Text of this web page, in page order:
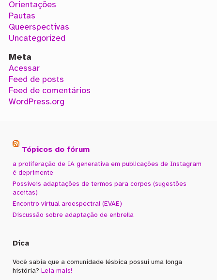
Orientações
Pautas
Queerspectivas
Uncategorized
Meta
Acessar
Feed de posts
Feed de comentários
WordPress.org
Tópicos do fórum
a proliferação de IA generativa em publicações de Instagram
é deprimente
Possíveis adaptações de termos para corpos (sugestões
aceitas)
Encontro virtual aroespectral (EVAE)
Discussão sobre adaptação de enbrella
Dica
Você sabia que a comunidade lésbica possui uma longa
história?Leia mais!